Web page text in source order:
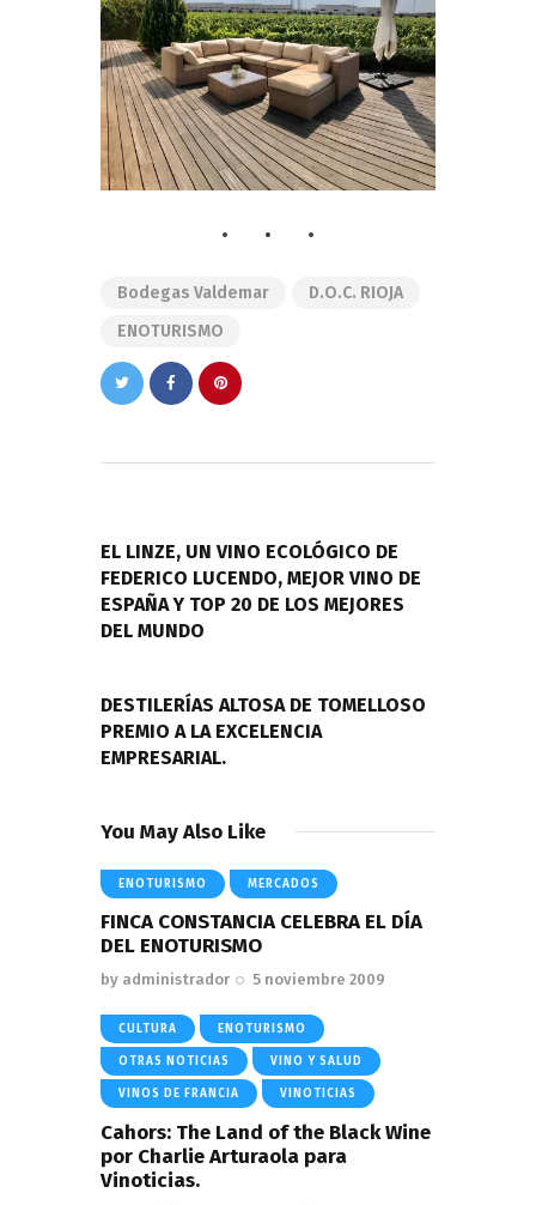
Bodegas Valdemar
D.O.C. RIOJA
ENOTURISMO
entradas
EL LINZE, UN VINO ECOLÓGICO DE
FEDERICO LUCENDO, MEJOR VINO DE
ESPAÑA Y TOP 20 DE LOS MEJORES
DEL MUNDO
DESTILERÍAS ALTOSA DE TOMELLOSO
PREMIO A LA EXCELENCIA
EMPRESARIAL.
You May Also Like
ENOTURISMO MERCADOS
FINCA CONSTANCIA CELEBRA EL DÍA
DEL ENOTURISMO
by administrador 5 noviembre 2009
CULTURA ENOTURISMO
OTRAS NOTICIAS VINO Y SALUD
VINOS DE FRANCIA VINOTICIAS
Cahors: The Land of the Black Wine
por Charlie Arturaola para
Vinoticias.